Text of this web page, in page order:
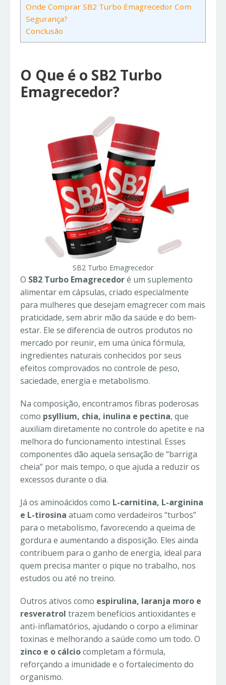
Onde Comprar SB2 Turbo Emagrecedor Com
Segurança?
Conclusão
O Que é o SB2 Turbo
Emagrecedor?
SB2 Turbo Emagrecedor
O SB2 Turbo Emagrecedoré um suplemento
alimentar em cápsulas, criado especialmente
para mulheres que desejam emagrecer com mais
praticidade, sem abrir mão da saúde e do bem-
estar. Ele se diferencia de outros produtos no
mercado por reunir, em uma única fórmula,
ingredientes naturais conhecidos por seus
efeitos comprovados no controle de peso,
saciedade, energia e metabolismo.
Na composição, encontramos fibras poderosas
como psyllium, chia, inulina e pectina, que
auxiliam diretamente no controle do apetite e na
melhora do funcionamento intestinal. Esses
componentes dão aquela sensação de “barriga
cheia” por mais tempo, o que ajuda a reduzir os
excessos durante o dia.
Já os aminoácidos como L-carnitina, L-arginina
e L-tirosina atuam como verdadeiros “turbos”
para o metabolismo, favorecendo a queima de
gordura e aumentando a disposição. Eles ainda
contribuem para o ganho de energia, ideal para
quem precisa manter o pique no trabalho, nos
estudos ou até no treino.
Outros ativos como espirulina, laranja moro e
resveratrol trazem benefícios antioxidantes e
anti-inflamatórios, ajudando o corpo a eliminar
toxinas e melhorando a saúde como um todo. O
zinco e o cálciocompletam a fórmula,
reforçando a imunidade e o fortalecimento do
organismo.